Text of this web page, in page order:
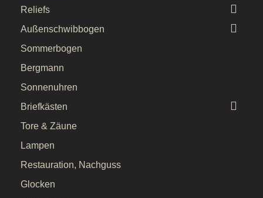
Reliefs

Außenschwibbogen 
Sommerbogen
Bergmann
Sonnenuhren
Briefkästen

Tore & Zäune
Lampen
Restauration, Nachguss
Glocken